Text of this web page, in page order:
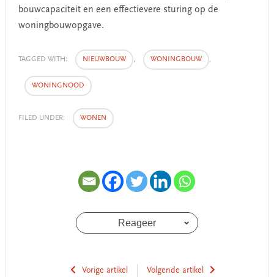
bouwcapaciteit en een effectievere sturing op de
woningbouwopgave.
TAGGED WITH: NIEUWBOUW , WONINGBOUW ,
WONINGNOOD
FILED UNDER: WONEN
Reageer
Vorige artikel Volgende artikel